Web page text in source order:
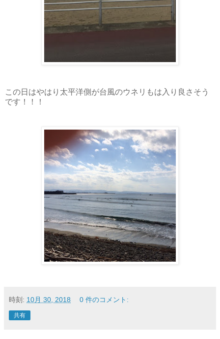
この日はやはり太平洋側が台風のウネリもは入り良さそう
です！！！
時刻: 10月 30, 2018 0 件のコメント:
共有